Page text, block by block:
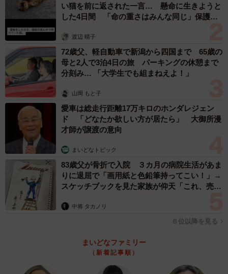
い猫を前に返された一言… 懸命に生きようと
した4日間 「命の重さはみんな同じ」保護団
渡辺 晴子
72歳父、軽自動車で新潟から四国まで 65歳の
母と2人で3泊4日の旅 パーキングの休憩まで
分刻み… 「大学生でも組まねえよ！」
山岡 もと子
愛車は総走行距離17万キロのホンダレジェン
ド 「どなたか欲しい方が居たら」 大御所漫
才師が譲渡の意向
まいどなトピック
83歳父が骨折で入院 ３カ月の病院生活があま
りに退屈で「画用紙と色鉛筆持ってこい！」→
スケッチブックを見た家族が仰天「これ、売れ
中将 タカノリ
６位以降を見る
まいどなファミリー
（新着記事順）